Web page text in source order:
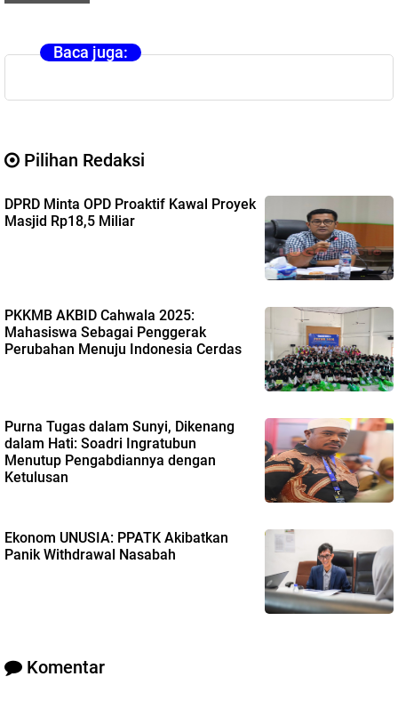
Baca juga:
Pilihan Redaksi
DPRD Minta OPD Proaktif Kawal Proyek
Masjid Rp18,5 Miliar
PKKMB AKBID Cahwala 2025:
Mahasiswa Sebagai Penggerak
Perubahan Menuju Indonesia Cerdas
Purna Tugas dalam Sunyi, Dikenang
dalam Hati: Soadri Ingratubun
Menutup Pengabdiannya dengan
Ketulusan
Ekonom UNUSIA: PPATK Akibatkan
Panik Withdrawal Nasabah
Komentar